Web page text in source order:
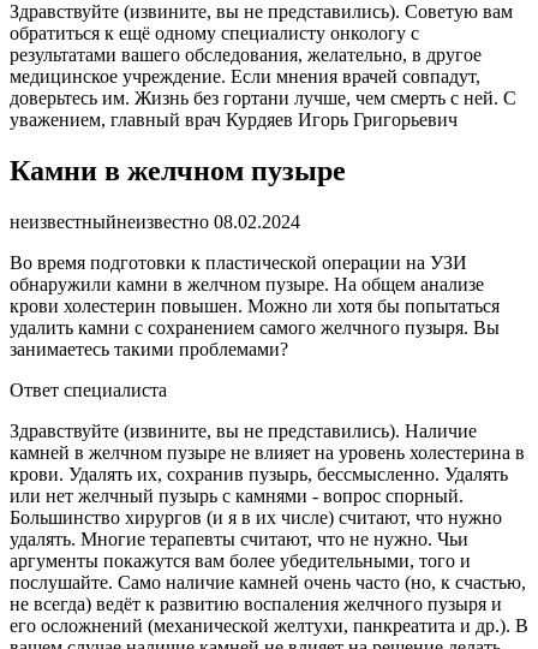
Здравствуйте (извините, вы не представились). Советую вам
обратиться к ещё одному специалисту онкологу с
результатами вашего обследования, желательно, в другое
медицинское учреждение. Если мнения врачей совпадут,
доверьтесь им. Жизнь без гортани лучше, чем смерть с ней. С
уважением, главный врач Курдяев Игорь Григорьевич
Камни в желчном пузыре
неизвестныйнеизвестно 08.02.2024
Во время подготовки к пластической операции на УЗИ
обнаружили камни в желчном пузыре. На общем анализе
крови холестерин повышен. Можно ли хотя бы попытаться
удалить камни с сохранением самого желчного пузыря. Вы
занимаетесь такими проблемами?
Ответ специалиста
Здравствуйте (извините, вы не представились). Наличие
камней в желчном пузыре не влияет на уровень холестерина в
крови. Удалять их, сохранив пузырь, бессмысленно. Удалять
или нет желчный пузырь с камнями - вопрос спорный.
Большинство хирургов (и я в их числе) считают, что нужно
удалять. Многие терапевты считают, что не нужно. Чьи
аргументы покажутся вам более убедительными, того и
послушайте. Само наличие камней очень часто (но, к счастью,
не всегда) ведёт к развитию воспаления желчного пузыря и
его осложнений (механической желтухи, панкреатита и др.). В